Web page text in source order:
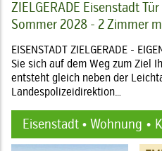
ZIELGERADE Eisenstadt
Sommer 2028 - 2 Zimmer
EISENSTADT ZIELGERADE -
Sie sich auf dem Weg zum Ziel
entsteht gleich neben der
Landespolizeidirektion…
Eisenstadt • Wohnung